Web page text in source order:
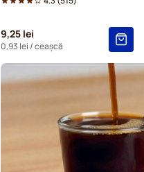
9,25 lei
0,93 lei / ceașcă